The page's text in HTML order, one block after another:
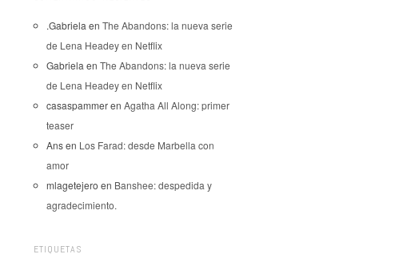
.Gabriela en The Abandons: la nueva serie
de Lena Headey en Netflix
Gabriela en The Abandons: la nueva serie
de Lena Headey en Netflix
casaspammeren Agatha All Along: primer
teaser
Ansen Los Farad: desde Marbella con
amor
mlagetejero en Banshee: despedida y
agradecimiento.
ETIQUETAS